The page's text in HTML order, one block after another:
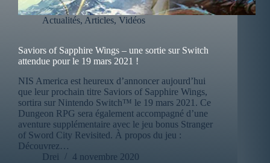
Actualités, Articles, Vidéos
Saviors of Sapphire Wings – une sortie sur Switch
attendue pour le 19 mars 2021 !
NIS America est heureux d’annoncer aujourd’hui
que leur prochain titre Saviors of Sapphire Wings,
sortira sur Nintendo Switch™ le 19 mars 2021. Ce
Dungeon RPG sera également accompagné d’une
aventure supplémentaire avec le jeu bonus Stranger
of Sword City Revisited. À propos du jeu :
Découvrez…
Drei
4 novembre 2020